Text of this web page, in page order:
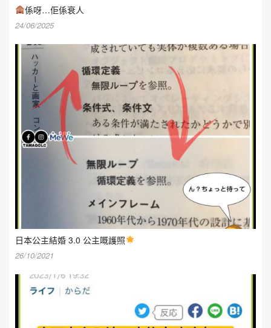
係呀…佢係衰人
24/06/2025
日本公主結婚 3.0 公主嘅護照
26/10/2021